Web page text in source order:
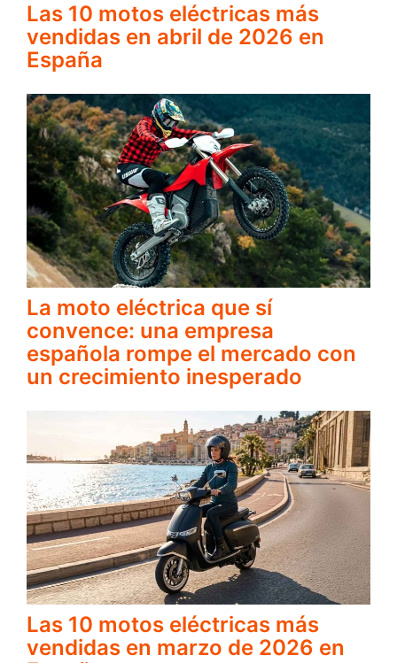
Las 10 motos eléctricas más
vendidas en abril de 2026 en
España
La moto eléctrica que sí
convence: una empresa
española rompe el mercado con
un crecimiento inesperado
Las 10 motos eléctricas más
vendidas en marzo de 2026 en